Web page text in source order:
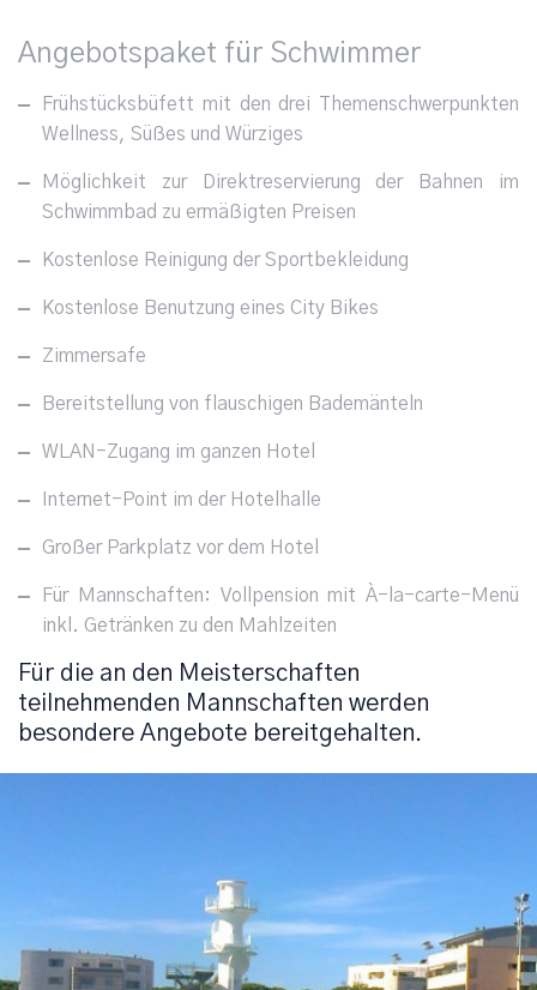
Angebotspaket für Schwimmer
Frühstücksbüfett mit den drei Themenschwerpunkten
Wellness, Süßes und Würziges
Möglichkeit zur Direktreservierung der Bahnen im
Schwimmbad zu ermäßigten Preisen
Kostenlose Reinigung der Sportbekleidung
Kostenlose Benutzung eines City Bikes
Zimmersafe
Bereitstellung von flauschigen Bademänteln
WLAN-Zugang im ganzen Hotel
Internet-Point im der Hotelhalle
Großer Parkplatz vor dem Hotel
Für Mannschaften: Vollpension mit À-la-carte-Menü
inkl. Getränken zu den Mahlzeiten
Für die an den Meisterschaften
teilnehmenden Mannschaften werden
besondere Angebote bereitgehalten.